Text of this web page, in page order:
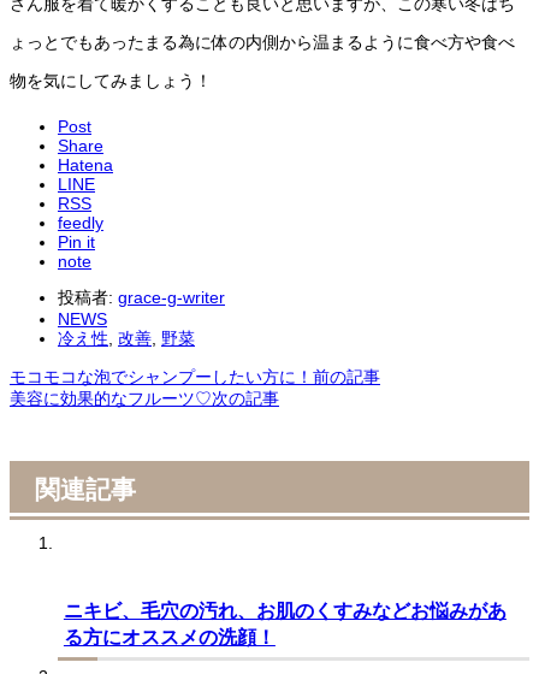
ょっとでもあったまる為に体の内側から温まるように食べ方や食べ
物を気にしてみましょう！
Post
Share
Hatena
LINE
RSS
feedly
Pin it
note
投稿者: grace-g-writer
NEWS
冷え性 改善 野菜
モコモコな泡でシャンプーしたい方に！ 前の記事
美容に効果的なフルーツ♡次の記事
関連記事
ニキビ、毛穴の汚れ、お肌のくすみなどお悩みがあ
る方にオススメの洗顔！